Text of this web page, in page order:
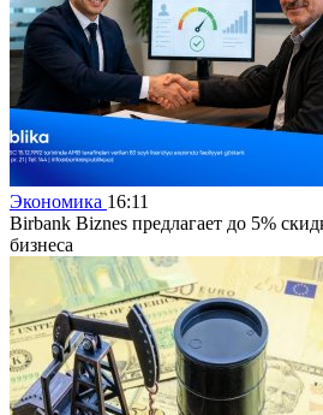
Экономика 16:11
Birbank Biznes предлагает до 5%
бизнеса